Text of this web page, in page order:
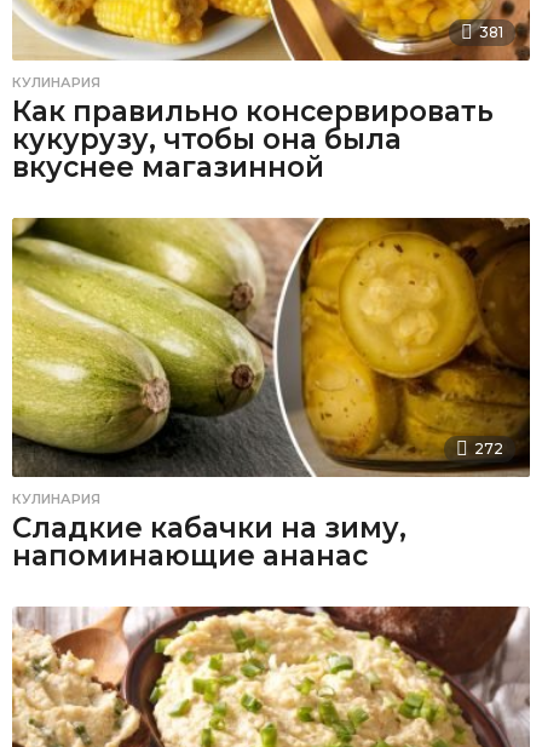
381
КУЛИНАРИЯ
Как правильно консервировать
кукурузу, чтобы она была
вкуснее магазинной
272
КУЛИНАРИЯ
Сладкие кабачки на зиму,
напоминающие ананас